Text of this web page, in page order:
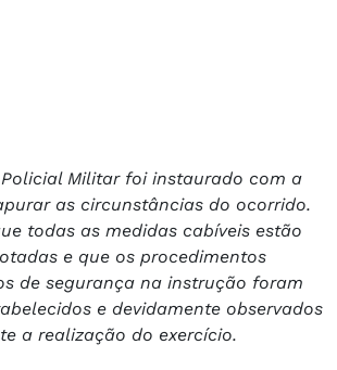
Militar foi instaurado com a
as circunstâncias do ocorrido.
todas as medidas cabíveis estão
e que os procedimentos
de segurança na instrução foram
e devidamente observados
a realização do exercício.